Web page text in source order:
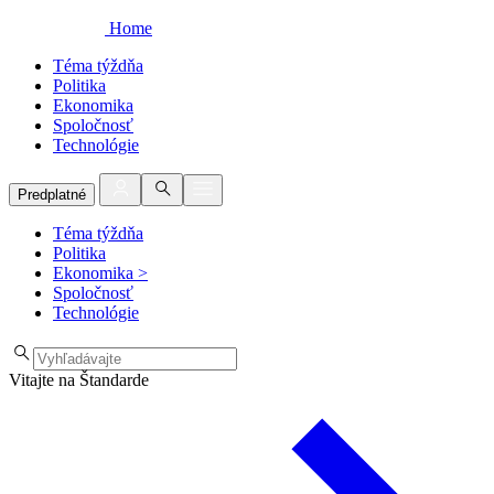
Home
Téma týždňa
Politika
Ekonomika
Spoločnosť
Technológie
Predplatné
Téma týždňa
Politika
Ekonomika >
Spoločnosť
Technológie
Vitajte na Štandarde